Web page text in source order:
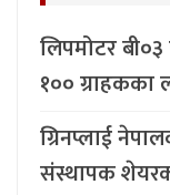
लिपमोटर
१००
ग्रिनप्लाई
संस्थापक